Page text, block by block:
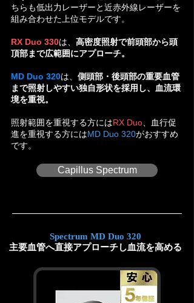
ちらも低出力レーザーと近赤外線レーザーを
組み合わせた上位モデルです。
RX Duo 330は、 高密度照射で前頭部から頭
頂部まで広範囲にアプローチ。
MD Duo 320は、 側頭部・後頭部の重要血管
まで照射しやすい独自形状を採用し、血流環
境を重視。
照射範囲を重視する方にはRX Duo
血行促
進を重視する方にはMD Duo 320がおすすめ
です。
Capillus Spectrum
Spectrum MD Duo 320
主要血管へ直接アプローチし血流を高める